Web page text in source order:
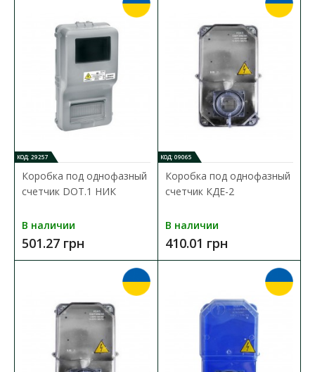
Коробка под трехфазный счетчик КДЕ-У
ударопрочная синяя
Доступность: В наличии
Kоробка для счетчика предназначена для монтажа счетчика
электрической энергии, а также защитной аппа..
КОД: 29257
Коробка под однофазный
счетчик DOT.1 НИК
В наличии
501.27 грн
КОД: 09065
Коробка под однофазный
счетчик КДЕ-2
В наличии
410.01 грн